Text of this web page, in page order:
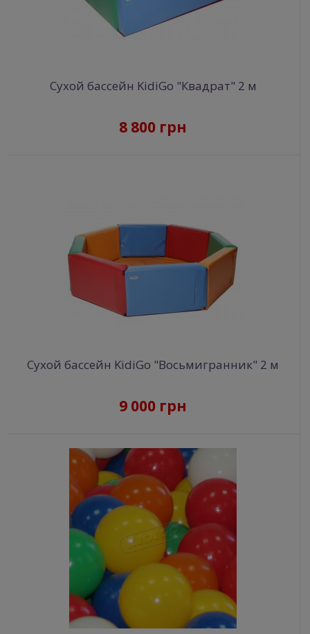
Сухой бассейн KidiGo "Квадрат" 2 м
8 800 грн
Сухой бассейн KidiGo "Восьмигранник" 2 м
9 000 грн